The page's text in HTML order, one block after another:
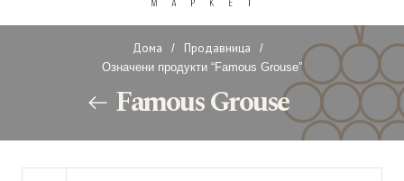
Дома / Продавница
/
Означени продукти “Famous Grouse”
Famous Grouse